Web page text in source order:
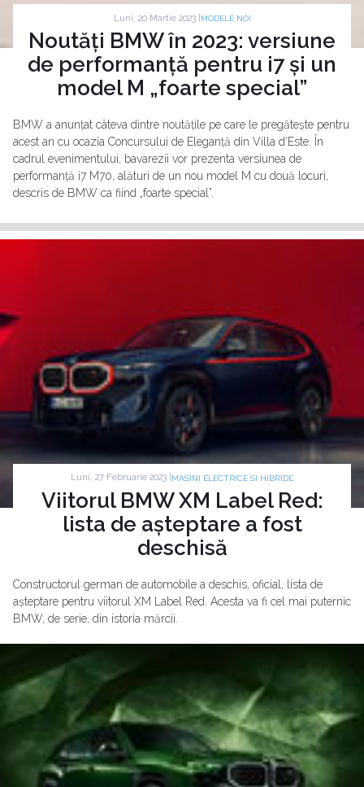
Luni, 20 Martie 2023 | MODELE NOI
Noutăți BMW în 2023: versiune
de performanță pentru i7 și un
model M „foarte special”
BMW a anunțat câteva dintre noutățile pe care le pregătește pentru
acest an cu ocazia Concursului de Eleganță din Villa d’Este. În
cadrul evenimentului, bavarezii vor prezenta versiunea de
performanță i7 M70, alături de un nou model M cu două locuri,
descris de BMW ca fiind „foarte special”.
Luni, 27 Februarie 2023 | MASINI ELECTRICE SI HIBRIDE
Viitorul BMW XM Label Red:
lista de așteptare a fost
deschisă
Constructorul german de automobile a deschis, oficial, lista de
așteptare pentru viitorul XM Label Red. Acesta va fi cel mai puternic
BMW, de serie, din istoria mărcii.